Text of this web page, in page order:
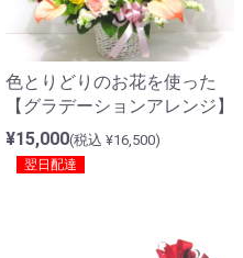
色とりどりのお花を使った
【グラデーションアレンジ】
¥15,000(税込 ¥16,500)
翌日配達